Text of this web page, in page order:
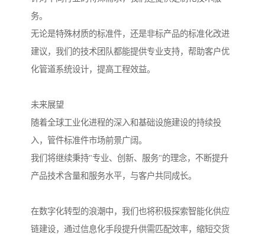
务。
无论是特殊材质的标准件，还是非标产品的标准化改进
建议，我们的技术团队都能提供专业支持，帮助客户优
化管道系统设计，提高工程效益。
未来展望
随着全球工业化进程的深入和基础设施建设的持续投
入，管件标准件市场前景广阔。
我们将继续秉持"专业、创新、服务"的理念，不断提升
产品技术含量和服务水平，与客户共同成长。
在数字化转型的浪潮中，我们也将积极探索智能化供应
链建设，通过信息化手段提升供需匹配效率，缩短交货